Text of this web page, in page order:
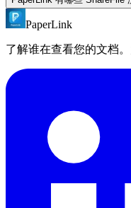
PaperLink 包含：免费版
所有版本均有 NDA 门
器、Chrome 扩展，以
PaperLink
了解谁在查看您的文档